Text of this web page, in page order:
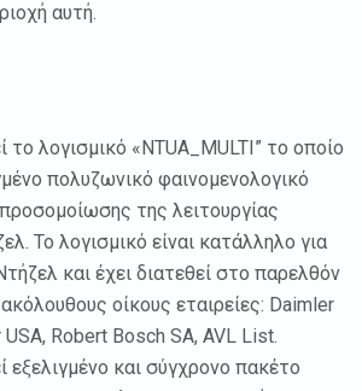
αυτή.
το λογισμικό «NTUA_MULTI” το οποίο
πολυζωνικό φαινομενολογικό
της λειτουργίας
Το λογισμικό είναι κατάλληλο για
και έχει διατεθεί στο παρελθόν
οίκους εταιρείες: Daimler
Robert Bosch SA, AVL List.
εξελιγμένο και σύγχρονο πακέτο